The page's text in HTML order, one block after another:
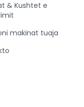
& Kushtet e
makinat tuaja